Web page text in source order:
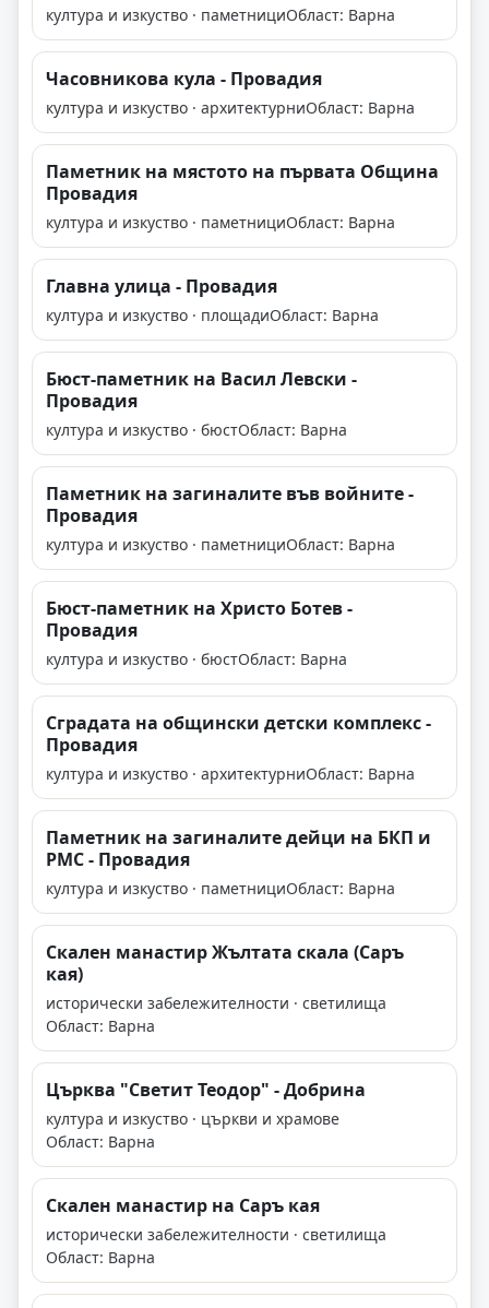
култура и изкуство · паметнициОбласт: Варна
Часовникова кула - Провадия
култура и изкуство · архитектурниОбласт: Варна
Паметник на мястото на първата Община
Провадия
култура и изкуство · паметнициОбласт: Варна
Главна улица - Провадия
култура и изкуство · площадиОбласт: Варна
Бюст-паметник на Васил Левски -
Провадия
култура и изкуство · бюстОбласт: Варна
Паметник на загиналите във войните -
Провадия
култура и изкуство · паметнициОбласт: Варна
Бюст-паметник на Христо Ботев -
Провадия
култура и изкуство · бюстОбласт: Варна
Сградата на общински детски комплекс -
Провадия
култура и изкуство · архитектурниОбласт: Варна
Паметник на загиналите дейци на БКП и
РМС - Провадия
култура и изкуство · паметнициОбласт: Варна
Скален манастир Жълтата скала (Саръ
кая)
исторически забележителности · светилища
Област: Варна
Църква "Светит Теодор" - Добрина
култура и изкуство · църкви и храмове
Област: Варна
Скален манастир на Саръ кая
исторически забележителности · светилища
Област: Варна